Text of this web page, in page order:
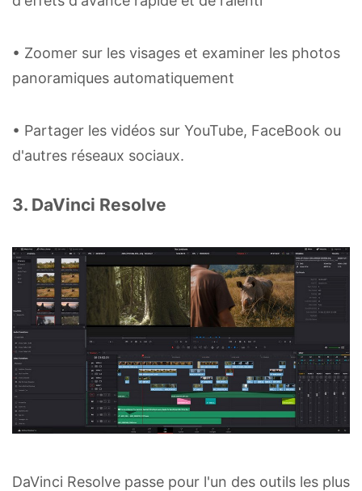
• Zoomer sur les visages et examiner les photos
panoramiques automatiquement
• Partager les vidéos sur YouTube, FaceBook ou
d'autres réseaux sociaux.
3. DaVinci Resolve
DaVinci Resolve passe pour l'un des outils les plus